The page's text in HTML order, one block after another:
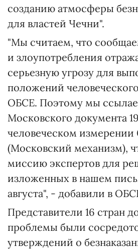
созданию атмосферы
для властей Чечни".
"Мы считаем, что
и злоупотребления
серьезную угрозу для
положений
ОБСЕ. Поэтому мы
Московского документа
человеческом
(Московский механизм),
миссию экспертов для
изложенных в нашем
августа", - добавили в
Представители 16 стран
проблемы были
утверждений о